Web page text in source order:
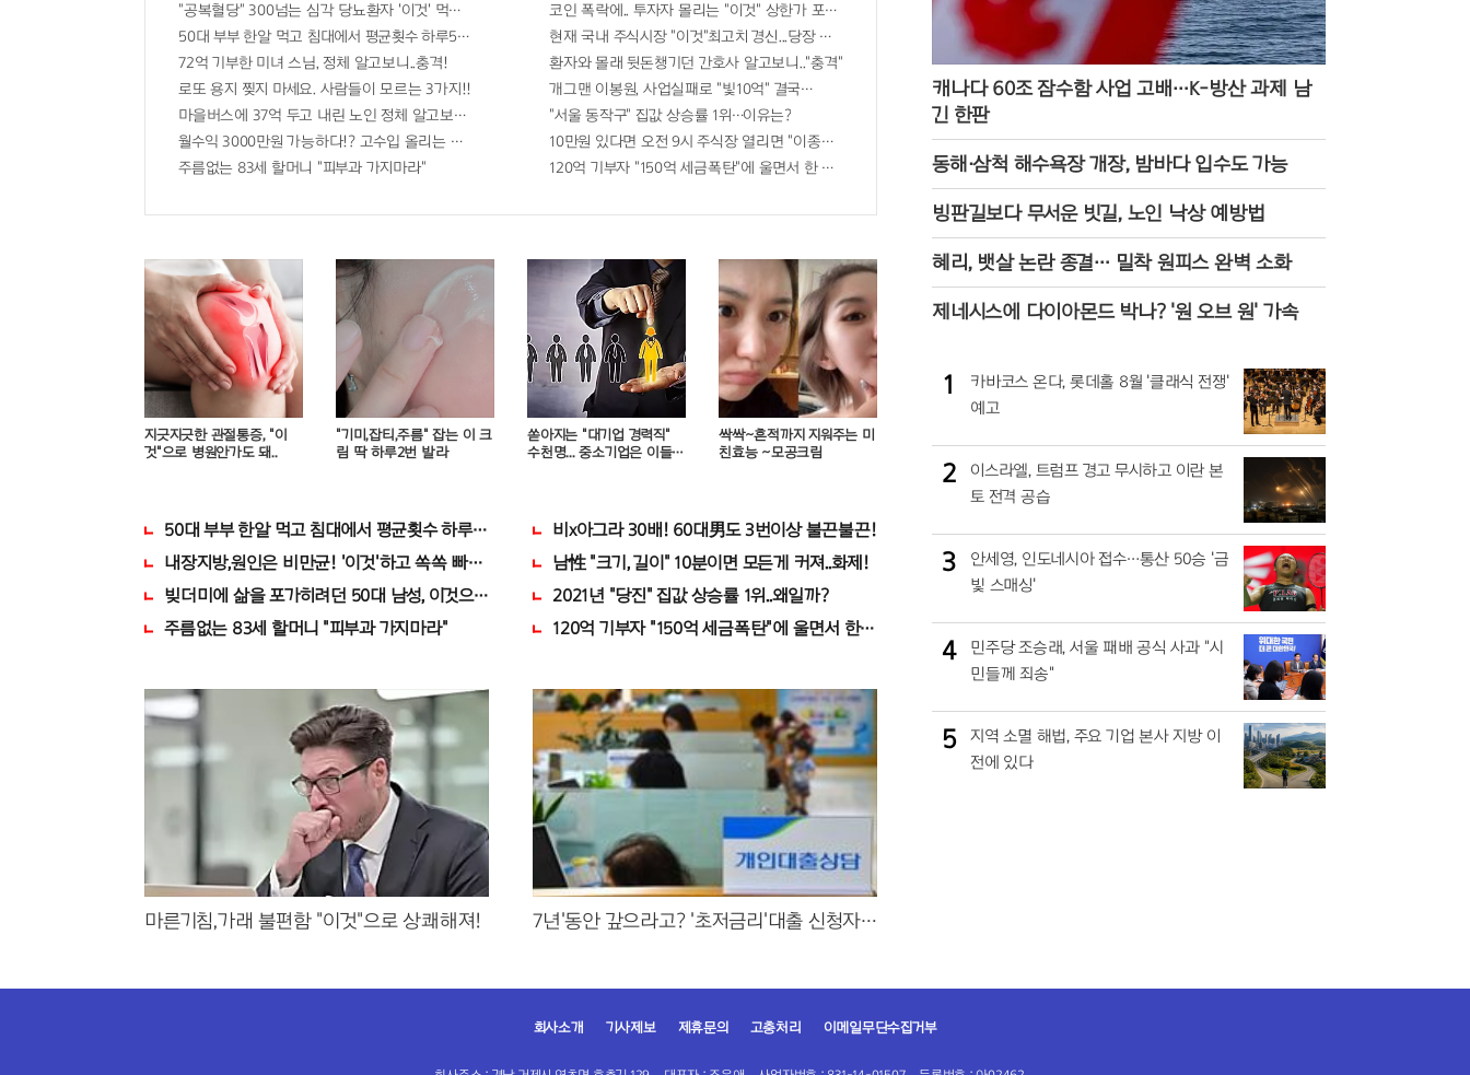
"공복혈당" 300넘는 심각 당뇨환자 '이것' 먹자마자..바로
50대 부부 한알 먹고 침대에서 평균횟수 하루5번?
72억 기부한 미녀 스님, 정체 알고보니..충격!
로또 용지 찢지 마세요. 사람들이 모르는 3가지!!
마을버스에 37억 두고 내린 노인 정체 알고보니..!
월수익 3000만원 가능하다!? 고수입 올리는 이 "자격증"에 몰리는 이유 알고보니…
주름없는 83세 할머니 "피부과 가지마라"
코인 폭락에.. 투자자 몰리는 "이것" 상한가 포착해! 미리 투자..
현재 국내 주식시장 "이것"최고치 경신...당장 매수해라!!
환자와 몰래 뒷돈챙기던 간호사 알고보니.."충격"
개그맨 이봉원, 사업실패로 "빛10억" 결국…
"서울 동작구" 집값 상승률 1위…이유는?
10만원 있다면 오전 9시 주식장 열리면 "이종목" 바
120억 기부자 "150억 세금폭탄"에 울면서 한 말이..!
지긋지긋한 관절통증, "이
것"으로 병원안가도 돼..
"기미,잡티,주름" 잡는 이 크
림 딱 하루2번 발라
쏟아지는 "대기업 경력직"
수천명... 중소기업은 이들
싹싹~흔적까지 지워주는 미
친효능 ~모공크림
50대 부부 한알 먹고 침대에서 평균횟수 하루5번?
내장지방,원인은 비만균! '이것'하고 쏙쏙 빠져…
빚더미에 삶을 포가히려던 50대 남성, 이것으로 인생역전
주름없는 83세 할머니 "피부과 가지마라"
비x아그라 30배! 60대男도 3번이상 불끈불끈!
남性 "크기, 길이" 10분이면 모든게 커져..화제!
2021년 "당진" 집값 상승률 1위..왜일까?
120억 기부자 "150억 세금폭탄"에 울면서 한 말이..!
마른기침,가래 불편함 "이것"으로 상쾌해져!
7년'동안 갚으라고? '초저금리'대출 신청자
캐나다 60조 잠수함 사업 고배…K-방산 과제 남
긴 한판
동해·삼척 해수욕장 개장, 밤바다 입수도 가능
빙판길보다 무서운 빗길, 노인 낙상 예방법
혜리, 뱃살 논란 종결… 밀착 원피스 완벽 소화
제네시스에 다이아몬드 박나? '원 오브 원' 가속
1
카바코스 온다, 롯데홀 8월 '클래식 전쟁'
예고
2
이스라엘, 트럼프 경고 무시하고 이란 본
토 전격 공습
3
안세영, 인도네시아 접수…통산 50승 '금
빛 스매싱'
4
민주당 조승래, 서울 패배 공식 사과 "시
민들께 죄송"
5
지역 소멸 해법, 주요 기업 본사 지방 이
전에 있다
회사소개 기사제보 제휴문의 고충처리 이메일무단수집거부